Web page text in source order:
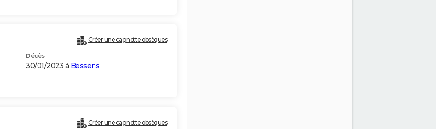
Créer une cagnotte obsèques
Décès
30/01/2023 à Bessens
Créer une cagnotte obsèques